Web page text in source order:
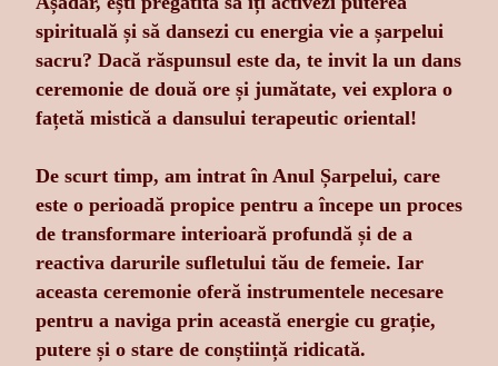
spirituală și să dansezi cu energia vie a șarpelui
sacru? Dacă răspunsul este da, te invit la un dans
ceremonie de două ore și jumătate, vei explora o
fațetă mistică a dansului terapeutic oriental!
De scurt timp, am intrat în Anul Șarpelui, care
este o perioadă propice pentru a începe un proces
de transformare interioară profundă și de a
reactiva darurile sufletului tău de femeie. Iar
aceasta ceremonie oferă instrumentele necesare
pentru a naviga prin această energie cu grație,
putere și o stare de conștiință ridicată.